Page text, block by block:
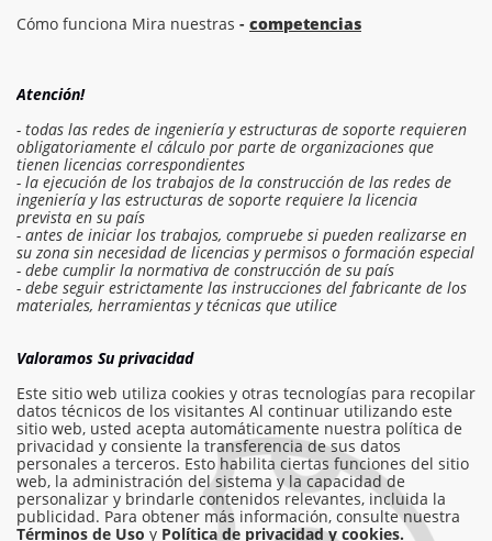
info@am-builder.com
Ayuda al proyecto
CatalogarSobre el proyectoPara socios
Contactos
Iniciar sesión en el presupuesto
Solicitar trabajo
Cómo funciona Mira nuestras - competencias
Atención!
- todas las redes de ingeniería y estructuras de soporte requieren
obligatoriamente el cálculo por parte de organizaciones que
tienen licencias correspondientes
- la ejecución de los trabajos de la construcción de las redes de
ingeniería y las estructuras de soporte requiere la licencia
prevista en su país
- antes de iniciar los trabajos, compruebe si pueden realizarse en
su zona sin necesidad de licencias y permisos o formación especial
- debe cumplir la normativa de construcción de su país
- debe seguir estrictamente las instrucciones del fabricante de los
materiales, herramientas y técnicas que utilice
Valoramos Su privacidad
Este sitio web utiliza cookies y otras tecnologías para recopilar
datos técnicos de los visitantes Al continuar utilizando este
sitio web, usted acepta automáticamente nuestra política de
privacidad y consiente la transferencia de sus datos
personales a terceros. Esto habilita ciertas funciones del sitio
web, la administración del sistema y la capacidad de
personalizar y brindarle contenidos relevantes, incluida la
publicidad. Para obtener más información, consulte nuestra
Términos de Uso y Política de privacidad y cookies.